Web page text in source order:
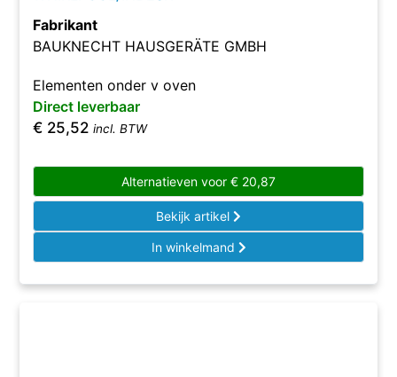
Fabrikant
BAUKNECHT HAUSGERÄTE GMBH
Elementen onder v oven
Direct leverbaar
€ 25,52 incl. BTW
Alternatieven voor € 20,87
Bekijk artikel
In winkelmand